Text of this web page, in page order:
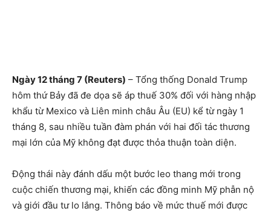
Ngày 12 tháng 7 (Reuters) – Tổng thống Donald Trump
hôm thứ Bảy đã đe dọa sẽ áp thuế 30% đối với hàng nhập
khẩu từ Mexico và Liên minh châu Âu (EU) kể từ ngày 1
tháng 8, sau nhiều tuần đàm phán với hai đối tác thương
mại lớn của Mỹ không đạt được thỏa thuận toàn diện.
Động thái này đánh dấu một bước leo thang mới trong
cuộc chiến thương mại, khiến các đồng minh Mỹ phẫn nộ
và giới đầu tư lo lắng. Thông báo về mức thuế mới được